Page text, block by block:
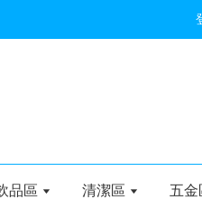
品區 清潔區 五金